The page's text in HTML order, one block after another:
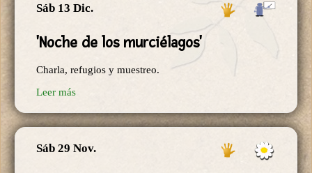
Sáb 13 Dic.
'Noche de los murciélagos'
Charla, refugios y muestreo.
Leer más
Sáb 29 Nov.